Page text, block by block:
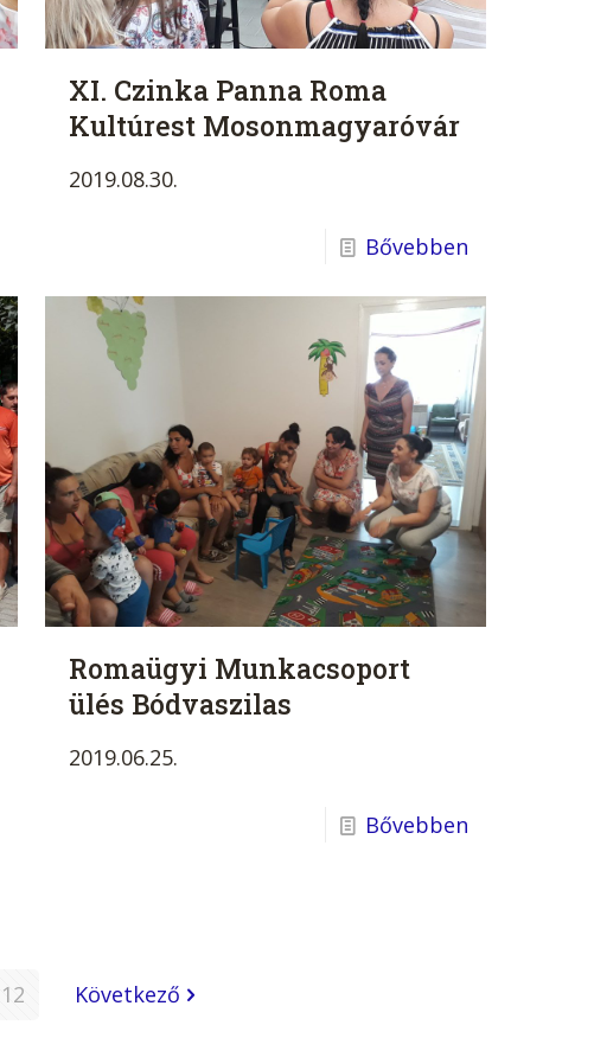
XI. Czinka Panna Roma
Kultúrest Mosonmagyaróvár
2019.08.30.
Bővebben
Romaügyi Munkacsoport
ülés Bódvaszilas
2019.06.25.
Bővebben
12 Következő